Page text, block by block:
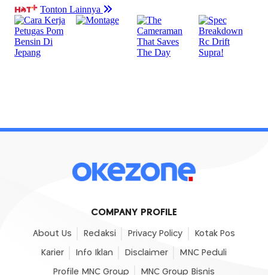
COMPANY PROFILE
About Us Redaksi Privacy Policy Kotak Pos
Karier Info Iklan Disclaimer MNC Peduli
Profile MNC Group MNC Group Bisnis